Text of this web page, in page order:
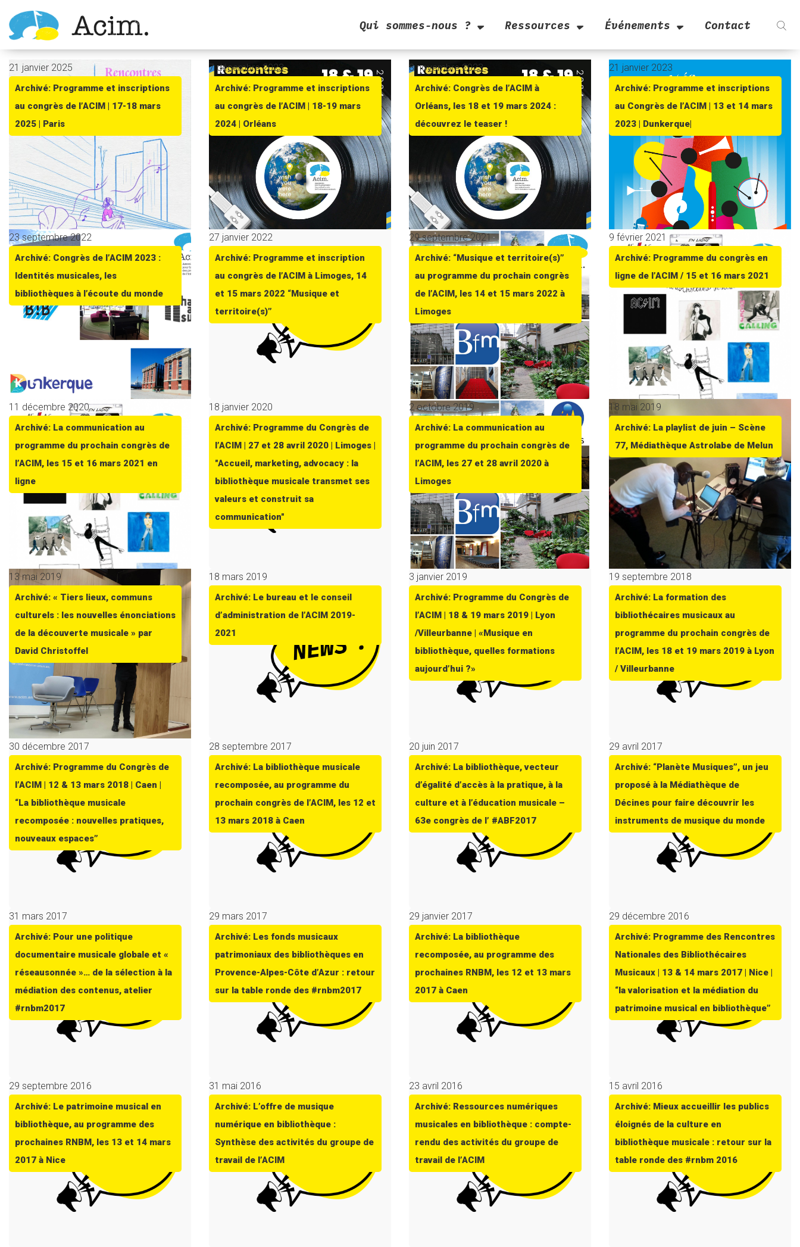
Ouvrir la barre d’outils
Qui sommes-nous ? Ressources Événements Contact
21 janvier 2025
Archivé: Programme et inscriptions
au congrès de l’ACIM | 17-18 mars
2025 | Paris
7 décembre 2023
Archivé: Programme et inscriptions
au congrès de l’ACIM | 18-19 mars
2024 | Orléans
8 novembre 2023
Archivé: Congrès de l’ACIM à
Orléans, les 18 et 19 mars 2024 :
découvrez le teaser !
21 janvier 2023
Archivé: Programme et inscriptions
au Congrès de l’ACIM | 13 et 14 mars
2023 | Dunkerque|
23 septembre 2022
Archivé: Congrès de l’ACIM 2023 :
Identités musicales, les
bibliothèques à l’écoute du monde
27 janvier 2022
Archivé: Programme et inscription
au congrès de l’ACIM à Limoges, 14
et 15 mars 2022 “Musique et
territoire(s)”
29 septembre 2021
Archivé: “Musique et territoire(s)”
au programme du prochain congrès
de l’ACIM, les 14 et 15 mars 2022 à
Limoges
9 février 2021
Archivé: Programme du congrès en
ligne de l’ACIM / 15 et 16 mars 2021
11 décembre 2020
Archivé: La communication au
programme du prochain congrès de
l’ACIM, les 15 et 16 mars 2021 en
ligne
18 janvier 2020
Archivé: Programme du Congrès de
l’ACIM | 27 et 28 avril 2020 | Limoges |
"Accueil, marketing, advocacy : la
bibliothèque musicale transmet ses
valeurs et construit sa
communication"
2 octobre 2019
Archivé: La communication au
programme du prochain congrès de
l’ACIM, les 27 et 28 avril 2020 à
Limoges
18 mai 2019
Archivé: La playlist de juin – Scène
77, Médiathèque Astrolabe de Melun
13 mai 2019
Archivé: « Tiers lieux, communs
culturels : les nouvelles énonciations
de la découverte musicale » par
David Christoffel
18 mars 2019
Archivé: Le bureau et le conseil
d’administration de l’ACIM 2019-
2021
3 janvier 2019
Archivé: Programme du Congrès de
l’ACIM | 18 & 19 mars 2019 | Lyon
/Villeurbanne | «Musique en
bibliothèque, quelles formations
aujourd’hui ?»
19 septembre 2018
Archivé: La formation des
bibliothécaires musicaux au
programme du prochain congrès de
l’ACIM, les 18 et 19 mars 2019 à Lyon
/ Villeurbanne
30 décembre 2017
Archivé: Programme du Congrès de
l’ACIM | 12 & 13 mars 2018 | Caen |
“La bibliothèque musicale
recomposée : nouvelles pratiques,
nouveaux espaces”
28 septembre 2017
Archivé: La bibliothèque musicale
recomposée, au programme du
prochain congrès de l’ACIM, les 12 et
13 mars 2018 à Caen
20 juin 2017
Archivé: La bibliothèque, vecteur
d’égalité d’accès à la pratique, à la
culture et à l’éducation musicale –
63e congrès de l’ #ABF2017
29 avril 2017
Archivé: “Planète Musiques”, un jeu
proposé à la Médiathèque de
Décines pour faire découvrir les
instruments de musique du monde
31 mars 2017
Archivé: Pour une politique
documentaire musicale globale et «
réseausonnée »… de la sélection à la
médiation des contenus, atelier
#rnbm2017
29 mars 2017
Archivé: Les fonds musicaux
patrimoniaux des bibliothèques en
Provence-Alpes-Côte d’Azur : retour
sur la table ronde des #rnbm2017
29 janvier 2017
Archivé: La bibliothèque
recomposée, au programme des
prochaines RNBM, les 12 et 13 mars
2017 à Caen
29 décembre 2016
Archivé: Programme des Rencontres
Nationales des Bibliothécaires
Musicaux | 13 & 14 mars 2017 | Nice |
“la valorisation et la médiation du
patrimoine musical en bibliothèque”
29 septembre 2016
Archivé: Le patrimoine musical en
bibliothèque, au programme des
prochaines RNBM, les 13 et 14 mars
2017 à Nice
31 mai 2016
Archivé: L’offre de musique
numérique en bibliothèque :
Synthèse des activités du groupe de
travail de l’ACIM
23 avril 2016
Archivé: Ressources numériques
musicales en bibliothèque : compte-
rendu des activités du groupe de
travail de l’ACIM
15 avril 2016
Archivé: Mieux accueillir les publics
éloignés de la culture en
bibliothèque musicale : retour sur la
table ronde des #rnbm 2016